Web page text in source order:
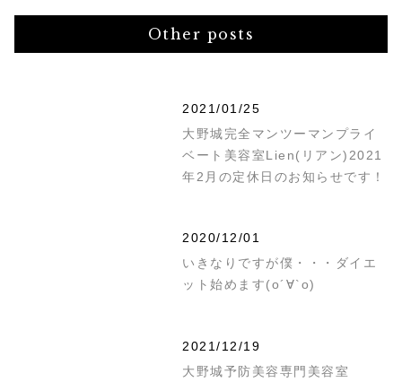
Other posts
2021/01/25
大野城完全マンツーマンプライ
ベート美容室Lien(リアン)2021
年2月の定休日のお知らせです！
2020/12/01
いきなりですが僕・・・ダイエ
ット始めます(о´∀`о)
2021/12/19
大野城予防美容専門美容室